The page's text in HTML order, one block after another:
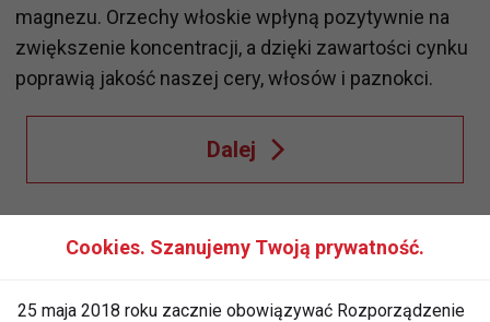
magnezu. Orzechy włoskie wpłyną pozytywnie na
zwiększenie koncentracji, a dzięki zawartości cynku
poprawią jakość naszej cery, włosów i paznokci.
Dalej
JESIENNA DIETA ZDROWE PRZEPISY
Cookies. Szanujemy Twoją prywatność.
25 maja 2018 roku zacznie obowiązywać Rozporządzenie